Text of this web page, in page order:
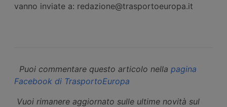
vanno inviate a: redazione@trasportoeuropa.it
Puoi commentare questo articolo nella pagina
Facebook di TrasportoEuropa
Vuoi rimanere aggiornato sulle ultime novità sul